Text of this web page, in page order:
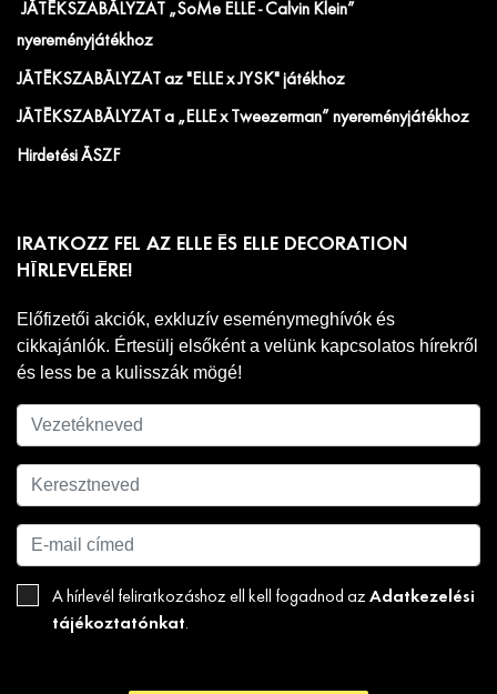
JÁTÉKSZABÁLYZAT „SoMe ELLE - Calvin Klein”
nyereményjátékhoz
JÁTÉKSZABÁLYZAT az "ELLE x JYSK" játékhoz
JÁTÉKSZABÁLYZAT a „ELLE x Tweezerman” nyereményjátékhoz
Hirdetési ÁSZF
IRATKOZZ FEL AZ ELLE ÉS ELLE DECORATION
HÍRLEVELÉRE!
Előfizetői akciók, exkluzív eseménymeghívók és
cikkajánlók. Értesülj elsőként a velünk kapcsolatos hírekről
és less be a kulisszák mögé!
A hírlevél feliratkozáshoz ell kell fogadnod az Adatkezelési
tájékoztatónkat.